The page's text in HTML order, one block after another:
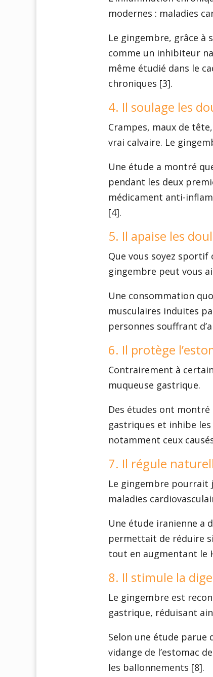
modernes : maladies
Le gingembre, grâce à
comme un inhibiteur
même étudié dans le
chroniques [3].
4. Il soulage les
Crampes, maux de
vrai calvaire. Le
Une étude a montré
pendant les deux
médicament anti-
[4].
5. Il apaise les
Que vous soyez
gingembre peut vous
Une consommation
musculaires induites
personnes souffrant
6. Il protège
Contrairement à
muqueuse gastrique.
Des études ont
gastriques et inhibe les
notamment ceux
7. Il régule
Le gingembre pourrait
maladies
Une étude iranienne a
permettait de réduire
tout en augmentant le
8. Il stimule la
Le gingembre est
gastrique, réduisant
Selon une étude parue
vidange de l’estomac
les ballonnements [8].